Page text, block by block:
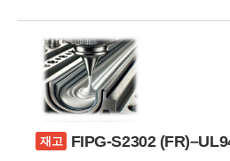
재고 FIPG-S2302